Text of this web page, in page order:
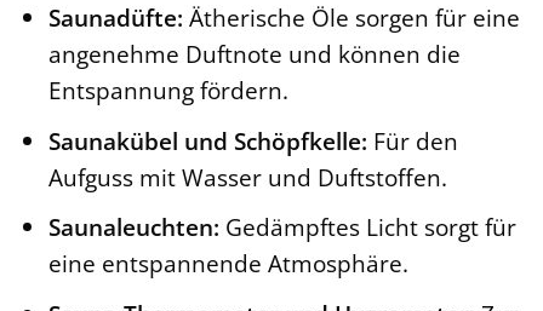
Saunadüfte: Ätherische Öle sorgen für eine
angenehme Duftnote und können die
Entspannung fördern.
Saunakübel und Schöpfkelle: Für den
Aufguss mit Wasser und Duftstoffen.
Saunaleuchten: Gedämpftes Licht sorgt für
eine entspannende Atmosphäre.